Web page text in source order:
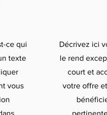
ce qui
texte
vous
Décrivez ici
le rend
court et
votre offre